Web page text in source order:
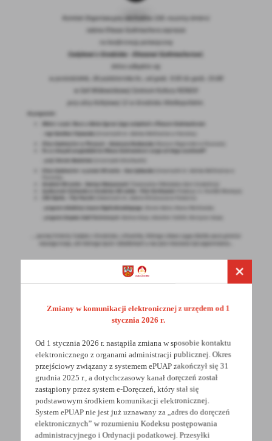
Firmy te działają w charakterze pośredników prezentujących nasze
treści w postaci wiadomości, ofert, komunikatów mediów
POWRÓT UDOSTĘPNIJ
POPRZEDNI NASTĘPNY
Zmiany w komunikacji elektronicznej z urzędem od 1
stycznia 2026 r.
Od 1 stycznia 2026 r. nastąpiła zmiana w sposobie kontaktu
elektronicznego z organami administracji publicznej. Okres
przejściowy związany z systemem ePUAP zakończył się 31
grudnia 2025 r., a dotychczasowy kanał doręczeń został
zastąpiony przez system e-Doręczeń, który stał się
podstawowym środkiem komunikacji elektronicznej.
System ePUAP nie jest już uznawany za „adres do doręczeń
elektronicznych” w rozumieniu Kodeksu postępowania
administracyjnego i Ordynacji podatkowej. Przesyłki